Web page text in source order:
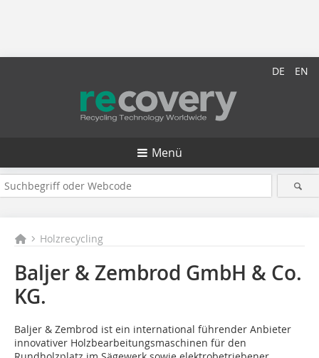
DE EN
Menü
Holzrecycling
Baljer & Zembrod GmbH & Co.
KG.
Baljer & Zembrod ist ein international führender Anbieter
innovativer Holzbearbeitungsmaschinen für den